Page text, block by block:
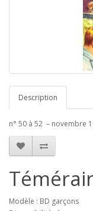
Description
n° 50 à 52 – novembre
Modèle : BD garçons